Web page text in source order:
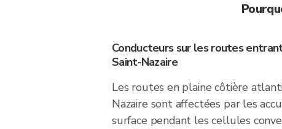
Conducteurs sur les routes
Saint-Nazaire
Les routes en plaine côtière
Nazaire sont affectées par les
surface pendant les cellules